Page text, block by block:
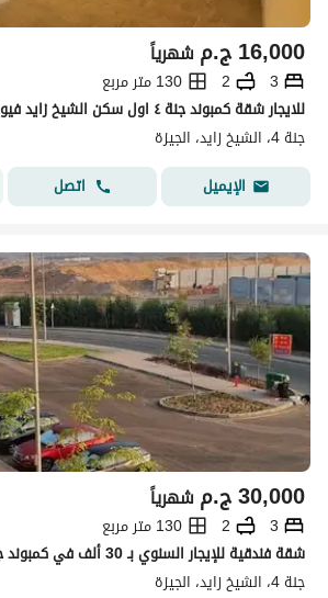
ج.م16,000 شهرياً
3
2
130 متر مربع
للايجار شقة كمبوند جنة ٤ اول سكن الشيخ زايد فيو مفتوح
جنة 4، الشيخ زايد، الجيزة
الإيميل
اتصل
ج.م30,000 شهرياً
3
2
130 متر مربع
جنة 4، الشيخ زايد، الجيزة